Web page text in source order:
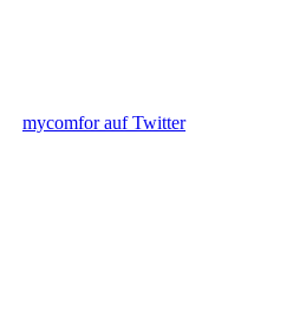
mycomfor auf Twitter